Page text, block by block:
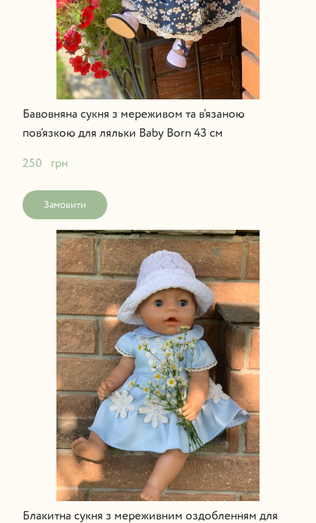
Бавовняна сукня з мереживом та в’язаною
пов’язкою для ляльки Baby Born 43 см
250   грн
Замовити
Блакитна сукня з мереживним оздобленням для